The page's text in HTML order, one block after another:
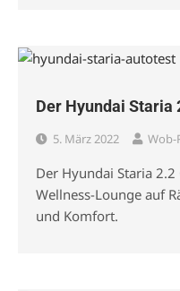
Der Hyundai
5. März 2022 Wob-
Der Hyundai Staria 2.2
Wellness-Lounge auf
und Komfort.